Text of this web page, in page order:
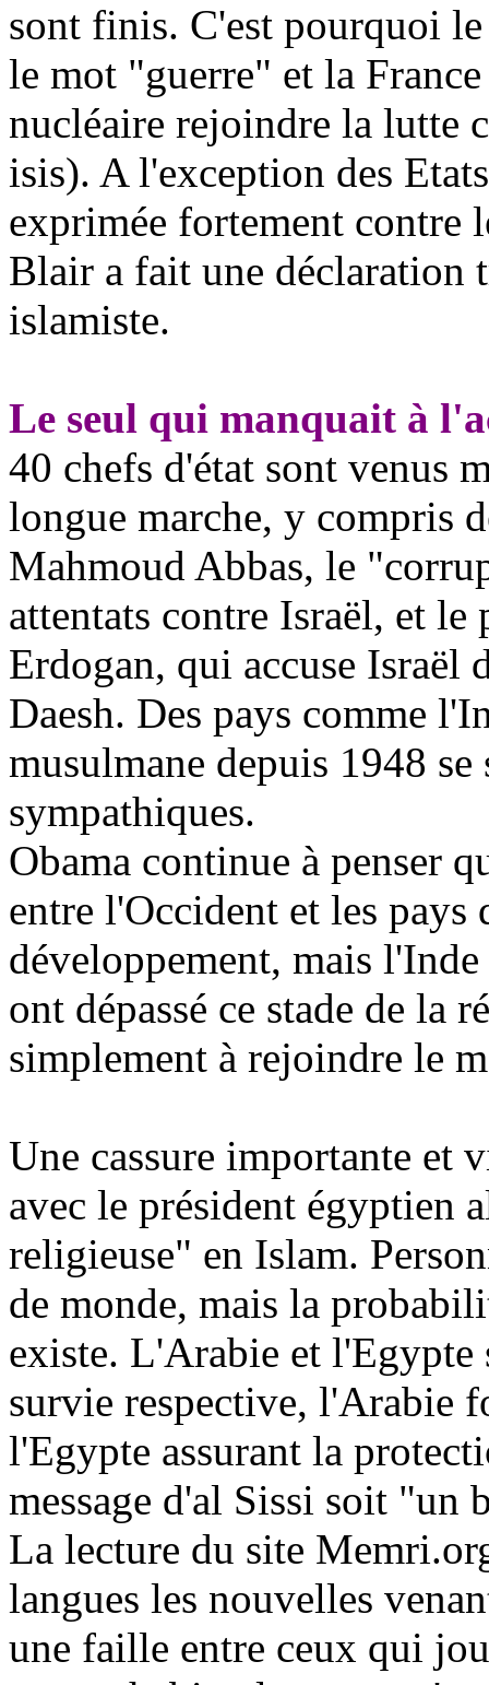
sont finis. C'est pourquoi
le mot "guerre" et la
nucléaire rejoindre la lutte
isis). A l'exception des
exprimée fortement contre
Blair a fait une déclaration
islamiste.
Le seul qui manquait à
40 chefs d'état sont venus
longue marche, y compris
Mahmoud Abbas, le
attentats contre Israël, et
Erdogan, qui accuse Israël
Daesh. Des pays comme
musulmane depuis 1948
sympathiques.
Obama continue à penser
entre l'Occident et les pays
développement, mais
ont dépassé ce stade de la
simplement à rejoindre le
Une cassure importante et
avec le président égyptien
religieuse" en Islam.
de monde, mais la
existe. L'Arabie et
survie respective, l'Arabie
l'Egypte assurant la
message d'al Sissi soit "un
La lecture du site
langues les nouvelles
une faille entre ceux qui